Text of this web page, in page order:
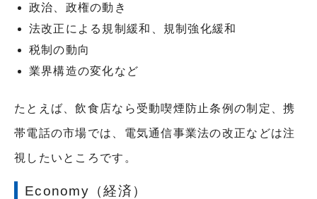
政治、政権の動き
法改正による規制緩和、規制強化緩和
税制の動向
業界構造の変化など
たとえば、飲食店なら受動喫煙防止条例の制定、携
帯電話の市場では、電気通信事業法の改正などは注
視したいところです。
Economy（経済）